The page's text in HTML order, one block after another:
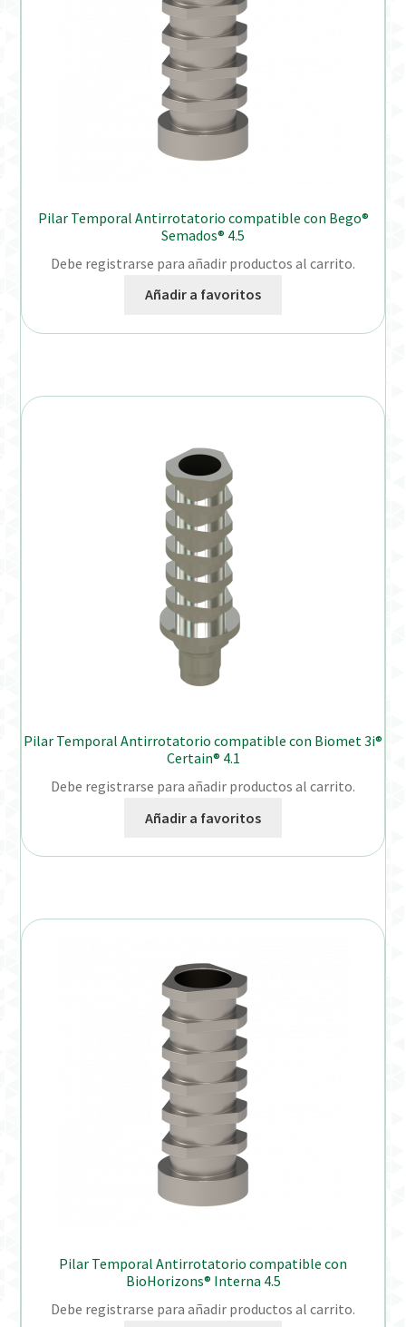
Pilar Temporal Antirrotatorio compatible con Bego®
Semados® 4.5
Debe registrarse para añadir productos al carrito.
Añadir a favoritos
Pilar Temporal Antirrotatorio compatible con Biomet 3i®
Certain® 4.1
Debe registrarse para añadir productos al carrito.
Añadir a favoritos
Pilar Temporal Antirrotatorio compatible con
BioHorizons® Interna 4.5
Debe registrarse para añadir productos al carrito.